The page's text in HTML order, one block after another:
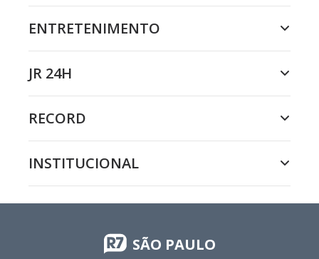
ENTRETENIMENTO
JR 24H
RECORD
INSTITUCIONAL
SÃO PAULO